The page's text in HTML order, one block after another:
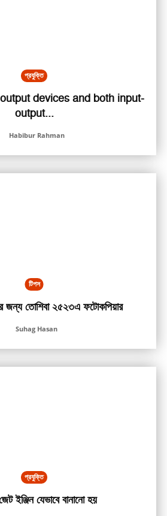
প্রযুক্তি
devices and both input-
output...
Habibur Rahman
টিপস
জন্য তোশিবা ২৫২৩এ ফটোকপিয়ার
Suhag Hasan
প্রযুক্তি
ইঞ্জিন যেভাবে বানানো হয়